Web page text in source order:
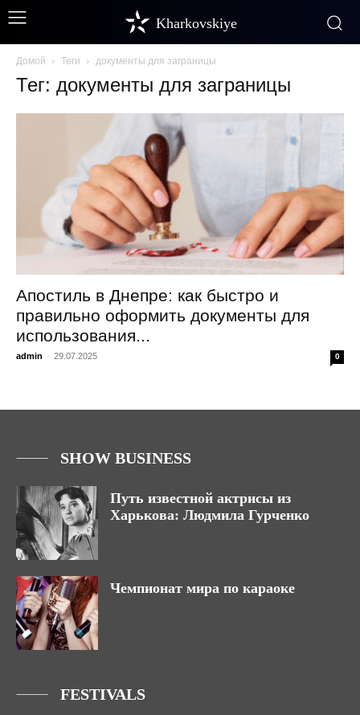
Kharkovskiye
Домой Теги документы для заграницы
Тег: документы для заграницы
Апостиль в Днепре: как быстро и
правильно оформить документы для
использования...
admin - 29.07.2025 0
SHOW BUSINESS
Путь известной актрисы из
Харькова: Людмила Гурченко
Чемпионат мира по караоке
FESTIVALS